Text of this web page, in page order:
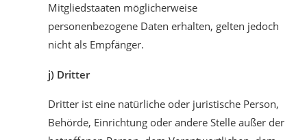
Mitgliedstaaten möglicherweise
personenbezogene Daten erhalten, gelten jedoch
nicht als Empfänger.
j) Dritter
Dritter ist eine natürliche oder juristische Person,
Behörde, Einrichtung oder andere Stelle außer der